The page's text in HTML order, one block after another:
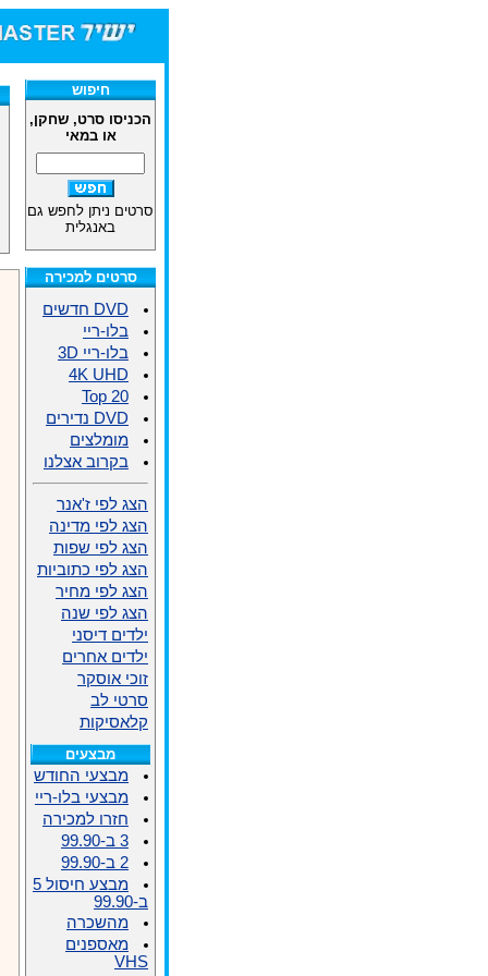
חיפוש
הכניסו סרט, שחקן,
או במאי
סרטים ניתן לחפש גם
באנגלית
סרטים למכירה
DVD חדשים
בלו-ריי
בלו-ריי 3D
4K UHD
Top 20
DVD נדירים
מומלצים
בקרוב אצלנו
הצג לפי ז'אנר
הצג לפי מדינה
הצג לפי שפות
הצג לפי כתוביות
הצג לפי מחיר
הצג לפי שנה
ילדים דיסני
ילדים אחרים
זוכי אוסקר
סרטי לב
קלאסיקות
מבצעים
מבצעי החודש
מבצעי בלו-ריי
חזרו למכירה
3 ב-99.90
2 ב-99.90
מבצע חיסול 5
ב-99.90
מהשכרה
מאספנים
VHS